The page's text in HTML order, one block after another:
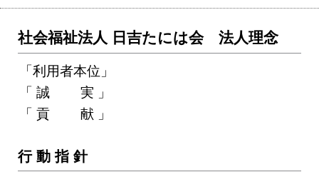
社会福祉法人 日吉たには会 法人理念
「利用者本位」
「 誠 実 」
「 貢 献 」
行 動 指 針